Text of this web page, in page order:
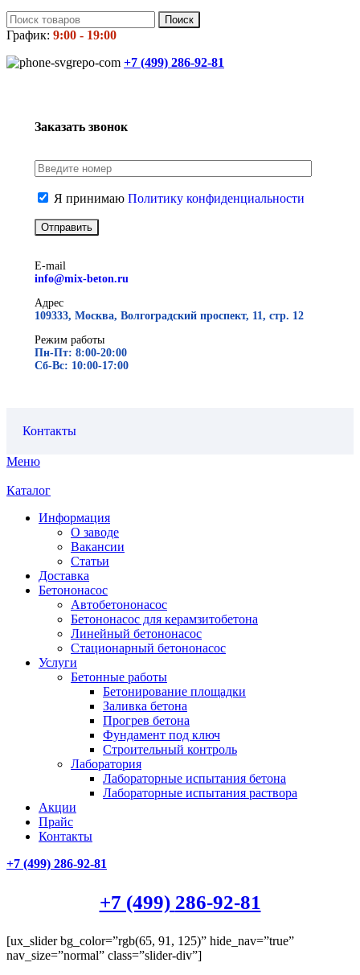
Поиск
График: 9:00 - 19:00
+7 (499) 286-92-81
Заказать звонок
Я принимаю Политику конфиденциальности
E-mail
info@mix-beton.ru
Адрес
109333, Москва, Волгоградский проспект, 11, стр. 12
Режим работы
Пн-Пт: 8:00-20:00
Сб-Вс: 10:00-17:00
Контакты
Меню
Каталог
Информация
О заводе
Вакансии
Статьи
Доставка
Бетононасос
Автобетононасос
Бетононасос для керамзитобетона
Линейный бетононасос
Стационарный бетононасос
Услуги
Бетонные работы
Бетонирование площадки
Заливка бетона
Прогрев бетона
Фундамент под ключ
Строительный контроль
Лаборатория
Лабораторные испытания бетона
Лабораторные испытания раствора
Акции
Прайс
Контакты
+7 (499) 286-92-81
+7 (499) 286-92-81
[ux_slider bg_color=”rgb(65, 91, 125)” hide_nav=”true”
nav_size=”normal” class=”slider-div”]